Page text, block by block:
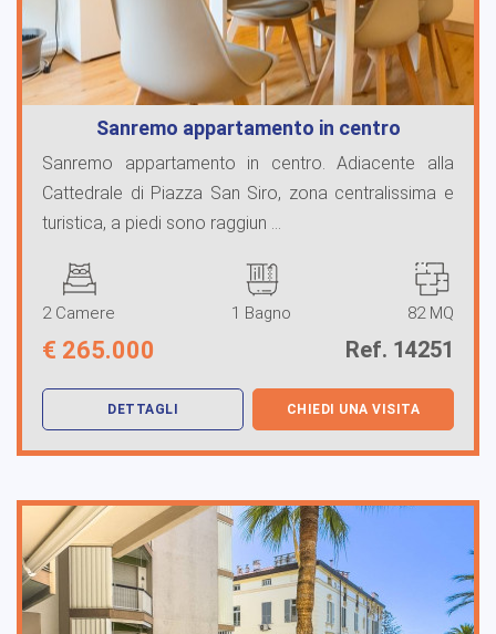
Sanremo appartamento in centro
Sanremo appartamento in centro. Adiacente alla
Cattedrale di Piazza San Siro, zona centralissima e
turistica, a piedi sono raggiun ...
2 Camere 1 Bagno 82 MQ
€ 265.000 Ref. 14251
DETTAGLI CHIEDI UNA VISITA